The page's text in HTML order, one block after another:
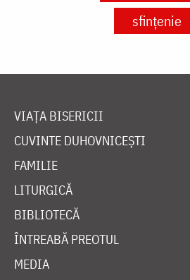
sfințenie
VIAȚA BISERICII
CUVINTE DUHOVNICEȘTI
FAMILIE
LITURGICĂ
BIBLIOTECĂ
ÎNTREABĂ PREOTUL
MEDIA